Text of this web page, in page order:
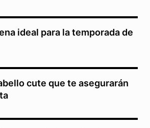
ideal para la temporada de
cute que te asegurarán